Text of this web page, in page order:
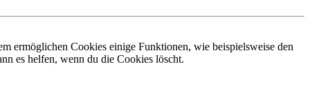
ermöglichen Cookies einige Funktionen, wie beispielsweise den
es helfen, wenn du die Cookies löscht.